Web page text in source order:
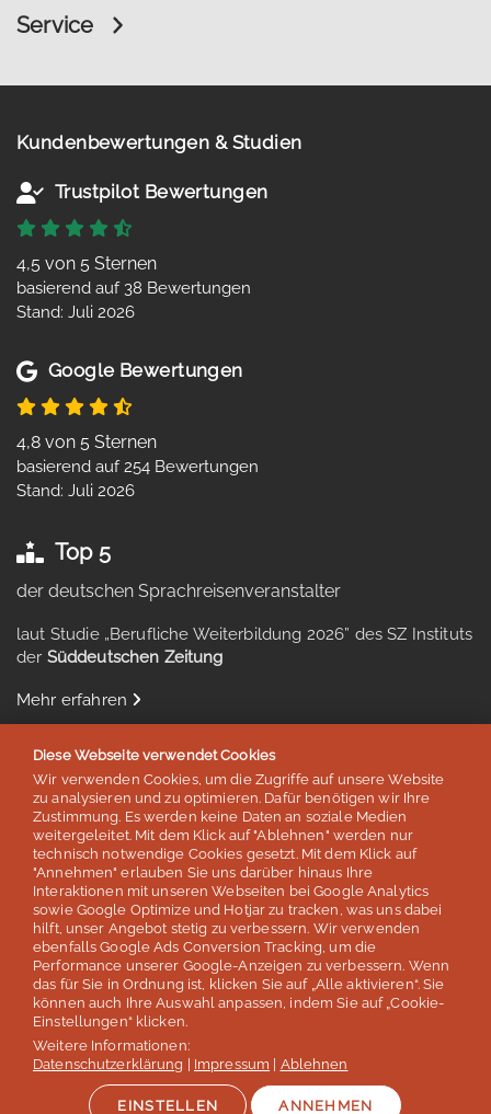
Service
Kundenbewertungen & Studien
Trustpilot Bewertungen
4,5 von 5 Sternen
basierend auf 38 Bewertungen
Stand: Juli 2026
Google Bewertungen
4,8 von 5 Sternen
basierend auf 254 Bewertungen
Stand: Juli 2026
Top 5
der deutschen Sprachreisenveranstalter
laut Studie „Berufliche Weiterbildung 2026” des SZ Instituts
der Süddeutschen Zeitung
Mehr erfahren
Auszeichnungen & Mitgliedschaften
© lernen & helfen Sprachreisen - Inh. Silvia Schröder
Impressum
Datenschutz AGB / Reisebedingungen
Diese Webseite verwendet Cookies
Wir verwenden Cookies, um die Zugriffe auf unsere Website
zu analysieren und zu optimieren. Dafür benötigen wir Ihre
Zustimmung. Es werden keine Daten an soziale Medien
weitergeleitet. Mit dem Klick auf "Ablehnen" werden nur
technisch notwendige Cookies gesetzt. Mit dem Klick auf
"Annehmen" erlauben Sie uns darüber hinaus Ihre
Interaktionen mit unseren Webseiten bei Google Analytics
sowie Google Optimize und Hotjar zu tracken, was uns dabei
hilft, unser Angebot stetig zu verbessern. Wir verwenden
ebenfalls Google Ads Conversion Tracking, um die
Performance unserer Google-Anzeigen zu verbessern. Wenn
das für Sie in Ordnung ist, klicken Sie auf „Alle aktivieren“. Sie
können auch Ihre Auswahl anpassen, indem Sie auf „Cookie-
Einstellungen“ klicken.
Weitere Informationen:
Datenschutzerklärung
Impressum Ablehnen
EINSTELLEN ANNEHMEN